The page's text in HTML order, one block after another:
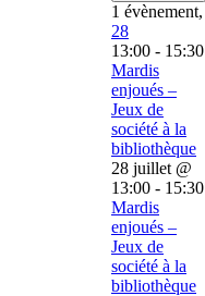
1 évènement,
28
13:00 - 15:30
Mardis
enjoués –
Jeux de
société à la
bibliothèque
28 juillet @
13:00 - 15:30
Mardis
enjoués –
Jeux de
société à la
bibliothèque